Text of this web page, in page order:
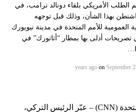
الطلب الأمريكي بلقاء دونالد ترامب، في
بهذا الشأن، وذلك قبل توجهه
العمومية للأمم المتحدة في مدينة نيويورك
تصريحات أدلى بها بمطار “أتاتورك” في
on September
دبي، الإمارات العربية المتحدة (CNN) – عبّر الرئيس التركي،